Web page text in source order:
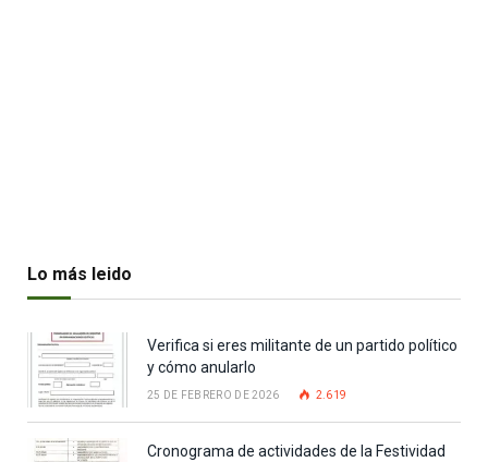
Lo más leido
Verifica si eres militante de un partido político
y cómo anularlo
25 DE FEBRERO DE 2026 2.619
Cronograma de actividades de la Festividad